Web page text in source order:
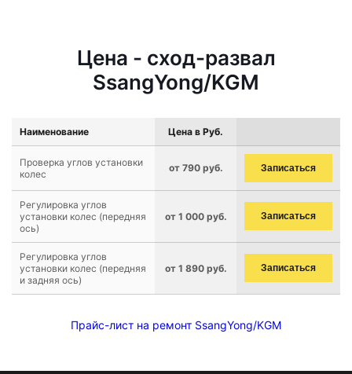
Цена - сход-развал
SsangYong/KGM
Наименование Цена в Руб.
Проверка углов установки
колес
от 790 руб. Записаться
Регулировка углов
установки колес (передняя
ось)
от 1 000 руб. Записаться
Регулировка углов
установки колес (передняя
и задняя ось)
от 1 890 руб. Записаться
Прайс-лист на ремонт SsangYong/KGM